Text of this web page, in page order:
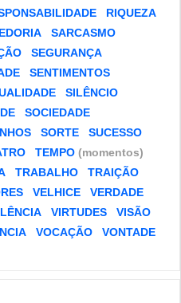
RIQUEZA
SARCASMO
SEGURANÇA
SENTIMENTOS
SILÊNCIO
SOCIEDADE
SORTE
SUCESSO
TEMPO (momentos)
TRABALHO
TRAIÇÃO
VELHICE
VERDADE
VIRTUDES
VISÃO
VOCAÇÃO
VONTADE